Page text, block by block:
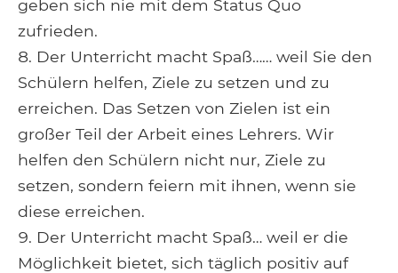
geben sich nie mit dem Status Quo
zufrieden.
Der Unterricht macht Spaß…… weil Sie den
Schülern helfen, Ziele zu setzen und zu
erreichen. Das Setzen von Zielen ist ein
großer Teil der Arbeit eines Lehrers. Wir
helfen den Schülern nicht nur, Ziele zu
setzen, sondern feiern mit ihnen, wenn sie
diese erreichen.
Der Unterricht macht Spaß… weil er die
Möglichkeit bietet, sich täglich positiv auf